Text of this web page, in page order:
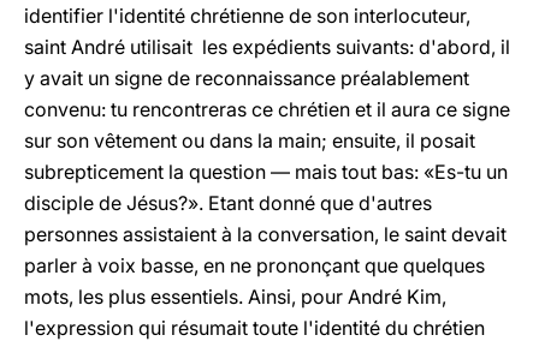
identifier l'identité chrétienne de son interlocuteur,
saint André utilisait les expédients suivants: d'abord, il
y avait un signe de reconnaissance préalablement
convenu: tu rencontreras ce chrétien et il aura ce signe
sur son vêtement ou dans la main; ensuite, il posait
subrepticement la question — mais tout bas: «Es-tu un
disciple de Jésus?». Etant donné que d'autres
personnes assistaient à la conversation, le saint devait
parler à voix basse, en ne prononçant que quelques
mots, les plus essentiels. Ainsi, pour André Kim,
l'expression qui résumait toute l'identité du chrétien